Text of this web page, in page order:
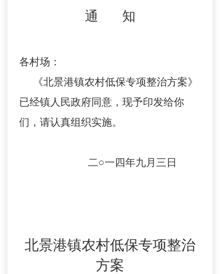
通
知
各村场：
《北景港镇农村低保专项整治方案》
已经镇人民政府同意，现予印发给你
们，请认真组织实施。
二○一四年九月三日
北景港镇农村低保专项整治
方案